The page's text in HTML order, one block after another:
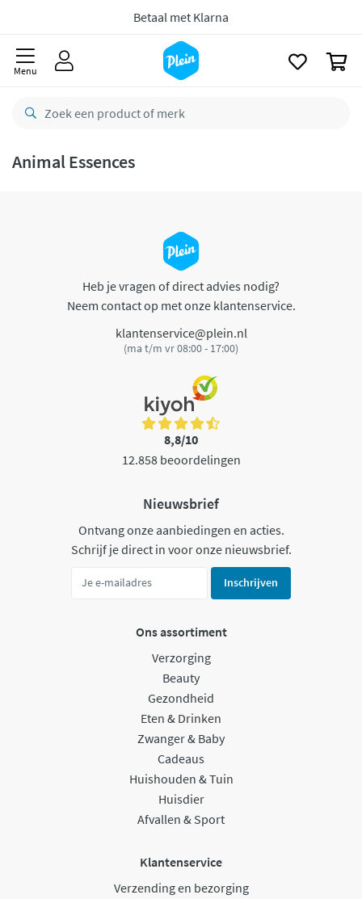
Betaal met Klarna
Menu
Animal Essences
Heb je vragen of direct advies nodig?
Neem contact op met onze klantenservice.
klantenservice@plein.nl
(ma t/m vr 08:00 - 17:00)
8,8/10
12.858 beoordelingen
Nieuwsbrief
Ontvang onze aanbiedingen en acties.
Schrijf je direct in voor onze nieuwsbrief.
Inschrijven
Ons assortiment
Verzorging
Beauty
Gezondheid
Eten & Drinken
Zwanger & Baby
Cadeaus
Huishouden & Tuin
Huisdier
Afvallen & Sport
Klantenservice
Verzending en bezorging